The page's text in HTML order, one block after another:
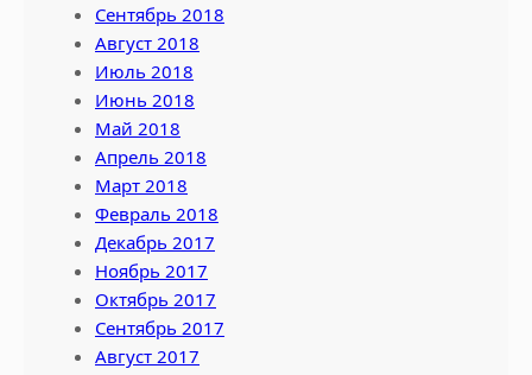
Сентябрь 2018
Август 2018
Июль 2018
Июнь 2018
Май 2018
Апрель 2018
Март 2018
Февраль 2018
Декабрь 2017
Ноябрь 2017
Октябрь 2017
Сентябрь 2017
Август 2017